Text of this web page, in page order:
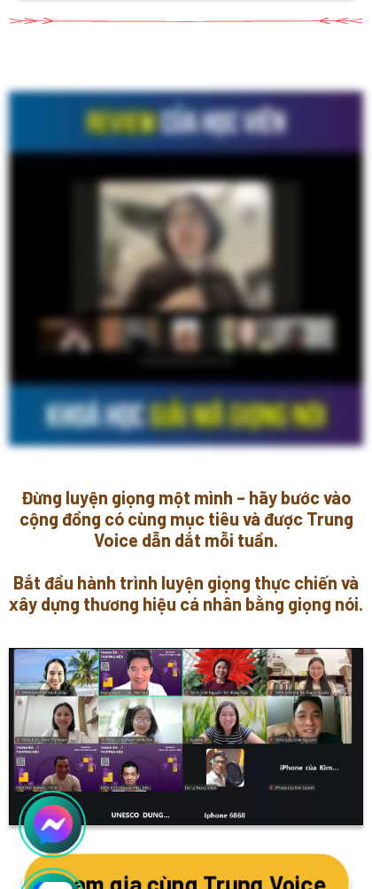
Đừng luyện giọng một mình – hãy bước vào
cộng đồng có cùng mục tiêu và được Trung
Voice dẫn dắt mỗi tuần.
Bắt đầu hành trình luyện giọng thực chiến và
xây dựng thương hiệu cá nhân bằng giọng nói.
Tham gia cùng Trung Voice